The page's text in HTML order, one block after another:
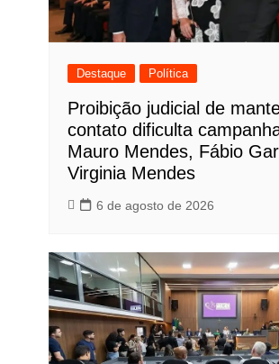
Destaque Política
Proibição judicial de
contato dificulta
Mauro Mendes, Fábio
Virginia Mendes
6 de agosto de 2026